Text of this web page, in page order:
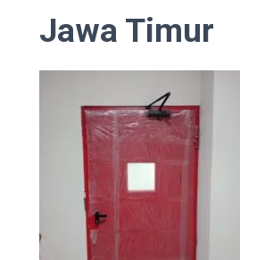
Jawa Timur